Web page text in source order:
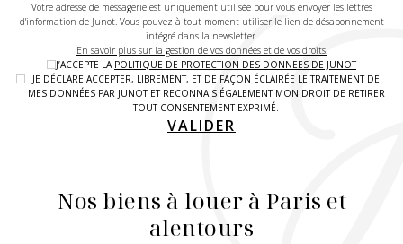
Votre adresse de messagerie est uniquement utilisée pour vous envoyer les lettres
d'information de Junot. Vous pouvez à tout moment utiliser le lien de désabonnement
intégré dans la newsletter.
En savoir plus sur la gestion de vos données et de vos droits.
J’ACCEPTE LA POLITIQUE DE PROTECTION DES DONNEES DE JUNOT
JE DÉCLARE ACCEPTER, LIBREMENT, ET DE FAÇON ÉCLAIRÉE LE TRAITEMENT DE
MES DONNÉES PAR JUNOT ET RECONNAIS ÉGALEMENT MON DROIT DE RETIRER
TOUT CONSENTEMENT EXPRIMÉ.
VALIDER
Nos biens à louer à Paris et
alentours